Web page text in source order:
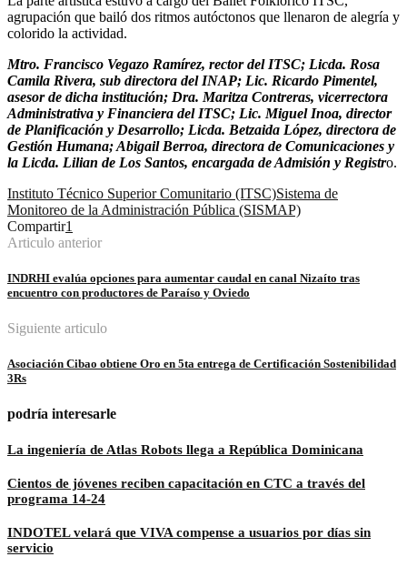
agrupación que bailó dos ritmos autóctonos que llenaron de alegría y
colorido la actividad.
Mtro. Francisco Vegazo Ramírez, rector del ITSC; Licda. Rosa
Camila Rivera, sub directora del INAP; Lic. Ricardo Pimentel,
asesor de dicha institución; Dra. Maritza Contreras, vicerrectora
Administrativa y Financiera del ITSC; Lic. Miguel Inoa, director
de Planificación y Desarrollo; Licda. Betzaida López, directora de
Gestión Humana; Abigail Berroa, directora de Comunicaciones y
la Licda. Lilian de Los Santos, encargada de Admisión y Registro.
Instituto Técnico Superior Comunitario (ITSC)Sistema de
Monitoreo de la Administración Pública (SISMAP)
Compartir1
Articulo anterior
INDRHI evalúa opciones para aumentar caudal en canal Nizaíto tras
encuentro con productores de Paraíso y Oviedo
Siguiente articulo
Asociación Cibao obtiene Oro en 5ta entrega de Certificación Sostenibilidad
3Rs
podría interesarle
La ingeniería de Atlas Robots llega a República Dominicana
Cientos de jóvenes reciben capacitación en CTC a través del
programa 14-24
INDOTEL velará que VIVA compense a usuarios por días sin
servicio